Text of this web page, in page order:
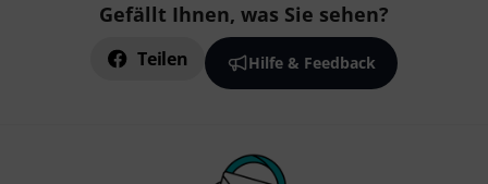
Gefällt Ihnen, was Sie sehen?
Teilen Hilfe & Feedback